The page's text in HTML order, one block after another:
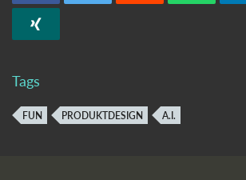
Tags
FUN PRODUKTDESIGN A.I.